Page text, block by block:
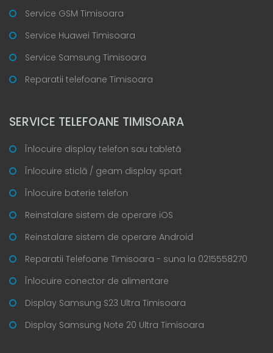
Service GSM Timisoara
Service Huawei Timisoara
Service Samsung Timisoara
Reparatii telefoane Timisoara
SERVICE TELEFOANE TIMISOARA
Înlocuire display telefon sau tabletă
Înlocuire sticlă / geam display spart
Înlocuire baterie telefon
Reinstalare sistem de operare iOS
Reinstalare sistem de operare Android
Reparatii Telefoane Timisoara - suna la 0215558270
Înlocuire conector de alimentare
Display Samsung S23 Ultra Timisoara
Display Samsung Note 20 Ultra Timisoara